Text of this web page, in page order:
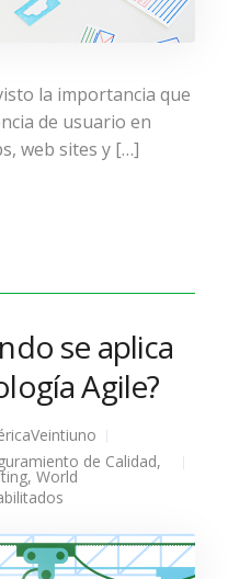
la importancia que
de usuario en
web sites y […]
se aplica
Agile?
de Calidad,
, World
Agile?